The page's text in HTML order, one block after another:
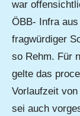
war
ÖBB- Infra
fragwürdiger
so Rehm. Für
gelte das
Vorlaufzeit
sei auch